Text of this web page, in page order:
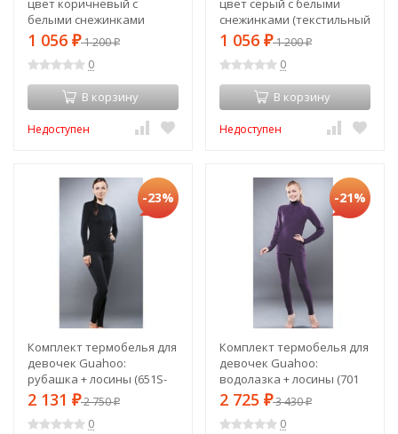
цвет коричневый с
белыми снежинками
(текстильный помпон)
7CWU-018 (S) (15349s48759)
1 056 ₽1 200₽
0
В корзину
Недоступен
цвет серый с белыми
снежинками (текстильный
помпон) 7CWU-053 (S)
(15350s48762)
1 056 ₽1 200₽
0
В корзину
Недоступен
-23%
Комплект термобелья для
девочек Guahoo:
рубашка + лосины (651S-
BK / 651P-BK) (52584)
2 131 ₽2 750₽
0
-21%
Комплект термобелья для
девочек Guahoo:
водолазка + лосины (701
Z/DVT / 701 P/DVT) (2XS)
(52571)
2 725 ₽3 430₽
0